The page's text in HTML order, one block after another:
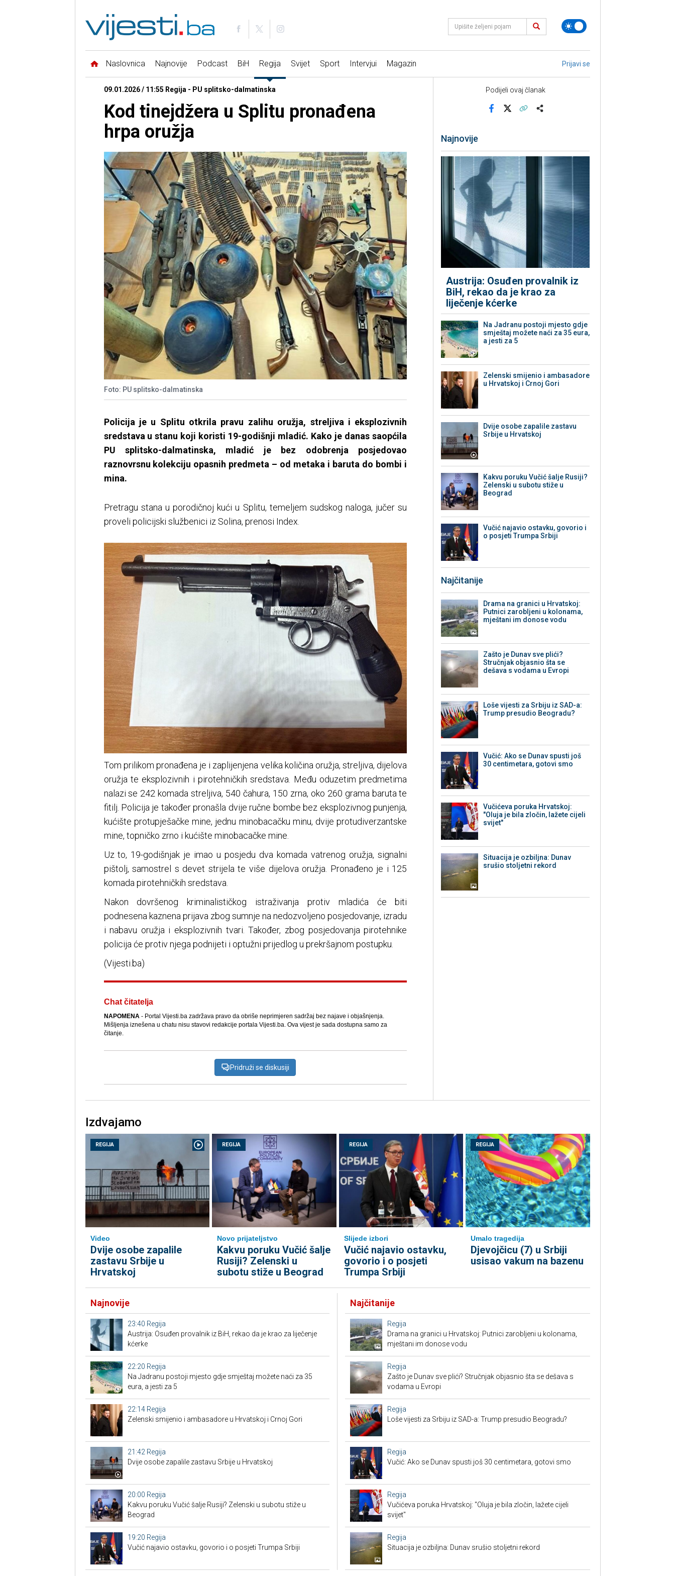
Naslovnica Najnovije Podcast BiH Regija Svijet Sport Intervjui Magazin Prijavi se
09.01.2026 / 11:55 Regija - PU splitsko-dalmatinska
Kod tinejdžera u Splitu pronađena
hrpa oružja
Foto: PU splitsko-dalmatinska
Policija je u Splitu otkrila pravu zalihu oružja, streljiva i eksplozivnih
sredstava u stanu koji koristi 19-godišnji mladić. Kako je danas saopćila
PU splitsko-dalmatinska, mladić je bez odobrenja posjedovao
raznovrsnu kolekciju opasnih predmeta – od metaka i baruta do bombi i
mina.
Pretragu stana u porodičnoj kući u Splitu, temeljem sudskog naloga, jučer su
proveli policijski službenici iz Solina, prenosi Index.
Tom prilikom pronađena je i zaplijenjena velika količina oružja, streljiva, dijelova
oružja te eksplozivnih i pirotehničkih sredstava. Među oduzetim predmetima
nalazi se 242 komada streljiva, 540 čahura, 150 zrna, oko 260 grama baruta te
fitilj. Policija je također pronašla dvije ručne bombe bez eksplozivnog punjenja,
kućište protupješačke mine, jednu minobacačku minu, dvije protudiverzantske
mine, topničko zrno i kućište minobacačke mine.
Uz to, 19-godišnjak je imao u posjedu dva komada vatrenog oružja, signalni
pištolj, samostrel s devet strijela te više dijelova oružja. Pronađeno je i 125
komada pirotehničkih sredstava.
Nakon dovršenog kriminalističkog istraživanja protiv mladića će biti
podnesena kaznena prijava zbog sumnje na nedozvoljeno posjedovanje, izradu
i nabavu oružja i eksplozivnih tvari. Također, zbog posjedovanja pirotehnike
policija će protiv njega podnijeti i optužni prijedlog u prekršajnom postupku.
(Vijesti.ba)
Chat čitatelja
NAPOMENA- Portal Vijesti.ba zadržava pravo da obriše neprimjeren sadržaj bez najave i objašnjenja.
Mišljenja iznešena u chatu nisu stavovi redakcije portala Vijesti.ba. Ova vijest je sada dostupna samo za
čitanje.
Pridruži se diskusiji
Podijeli ovaj članak
Najnovije
Austrija: Osuđen provalnik iz
BiH, rekao da je krao za
liječenje kćerke
Na Jadranu postoji mjesto gdje
smještaj možete naći za 35 eura,
a jesti za 5
Zelenski smijenio i ambasadore
u Hrvatskoj i Crnoj Gori
Dvije osobe zapalile zastavu
Srbije u Hrvatskoj
Kakvu poruku Vučić šalje Rusiji?
Zelenski u subotu stiže u
Beograd
Vučić najavio ostavku, govorio i
o posjeti Trumpa Srbiji
Najčitanije
Drama na granici u Hrvatskoj:
Putnici zarobljeni u kolonama,
mještani im donose vodu
Zašto je Dunav sve plići?
Stručnjak objasnio šta se
dešava s vodama u Evropi
Loše vijesti za Srbiju iz SAD-a:
Trump presudio Beogradu?
Vučić: Ako se Dunav spusti još
30 centimetara, gotovi smo
Vučićeva poruka Hrvatskoj:
"Oluja je bila zločin, lažete cijeli
svijet"
Situacija je ozbiljna: Dunav
srušio stoljetni rekord
Izdvajamo
REGIJA
Video
Dvije osobe zapalile
zastavu Srbije u
Hrvatskoj
REGIJA
Novo prijateljstvo
Kakvu poruku Vučić šalje
Rusiji? Zelenski u
subotu stiže u Beograd
REGIJA
Slijede izbori
Vučić najavio ostavku,
govorio i o posjeti
Trumpa Srbiji
REGIJA
Umalo tragedija
Djevojčicu (7) u Srbiji
usisao vakum na bazenu
Najnovije
23:40 Regija
Austrija: Osuđen provalnik iz BiH, rekao da je krao za liječenje
kćerke
22:20 Regija
Na Jadranu postoji mjesto gdje smještaj možete naći za 35
eura, a jesti za 5
22:14 Regija
Zelenski smijenio i ambasadore u Hrvatskoj i Crnoj Gori
21:42 Regija
Dvije osobe zapalile zastavu Srbije u Hrvatskoj
20:00 Regija
Kakvu poruku Vučić šalje Rusiji? Zelenski u subotu stiže u
Beograd
19:20 Regija
Vučić najavio ostavku, govorio i o posjeti Trumpa Srbiji
Najčitanije
Regija
Drama na granici u Hrvatskoj: Putnici zarobljeni u kolonama,
mještani im donose vodu
Regija
Zašto je Dunav sve plići? Stručnjak objasnio šta se dešava s
vodama u Evropi
Regija
Loše vijesti za Srbiju iz SAD-a: Trump presudio Beogradu?
Regija
Vučić: Ako se Dunav spusti još 30 centimetara, gotovi smo
Regija
Vučićeva poruka Hrvatskoj: "Oluja je bila zločin, lažete cijeli
svijet"
Regija
Situacija je ozbiljna: Dunav srušio stoljetni rekord